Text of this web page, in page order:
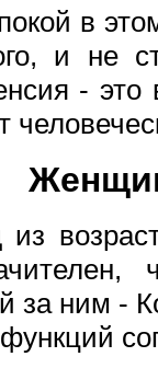
в
и не
- это
из
за ним -